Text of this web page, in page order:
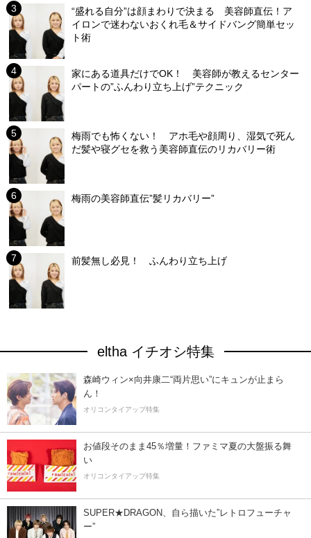
“盛れる自分”は顔まわりで決まる 美容師直伝！ア
イロンで迷わないおくれ毛＆サイドバング簡単セッ
ト術
家にある道具だけでOK！ 美容師が教えるセンター
パートの”ふんわり立ち上げ”テクニック
梅雨でも怖くない！ アホ毛や顔周り、湿気で死ん
だ髪や寝グセを救う美容師直伝のリカバリー術
梅雨の美容師直伝”髪リカバリー”
前髪無し必見！ ふんわり立ち上げ
eltha イチオシ特集
森崎ウィン×向井康二“両片思い”にキュンが止まら
ん！
オリコンタイアップ特集
お値段そのまま45％増量！ファミマ夏の大盤振る舞
い
オリコンタイアップ特集
SUPER★DRAGON、自ら描いた”レトロフューチャ
ー”